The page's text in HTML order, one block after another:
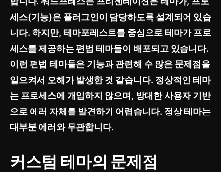
세스(기능)은 플러그인이 담당하도록 설계되어 있습
니다. 하지만, 테마포레스트를 중심으로 테마가 프로
세스를 제공하는 편법 테마들이 배포되고 있습니다.
이런 편법 테마들은 기능과 관련해 수 많은 문제점을
일으켜서 오해가 발생한 것 같습니다. 정상적인 테마
는 프로세스에 개입하지 않으며, 방대한 사용자 기반
으로 에러 자체를 발견하기 어렵습니다. 정상 테마는
대부분 에러와 무관합니다.
커스텀 테마의 문제점